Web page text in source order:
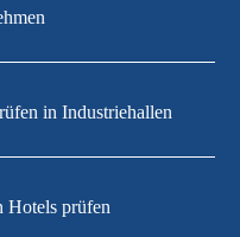
in Industriehallen
Hotels prüfen